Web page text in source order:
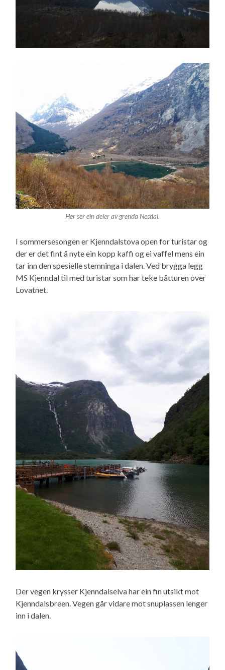
Her ser ein deler av grenda Nesdal.
I sommersesongen er Kjenndalstova open for turistar og
der er det fint å nyte ein kopp kaffi og ei vaffel mens ein
tar inn den spesielle stemninga i dalen. Ved brygga legg
MS Kjenndal til med turistar som har teke båtturen over
Lovatnet.
Der vegen krysser Kjenndalselva har ein fin utsikt mot
Kjenndalsbreen. Vegen går vidare mot snuplassen lenger
inn i dalen.